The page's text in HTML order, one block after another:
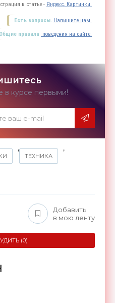
к статье - Яндекс. Картинки.
Есть вопросы. Напишите нам.
Общие правила поведения на сайте.
в курсе первыми!
,
ТЕХНИКА
,
Добавить
в мою ленту
(0)